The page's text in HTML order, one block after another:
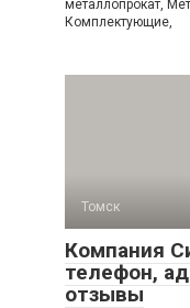
металлопрокат,
Комплектующие,
Томск
Компания
телефон,
отзывы